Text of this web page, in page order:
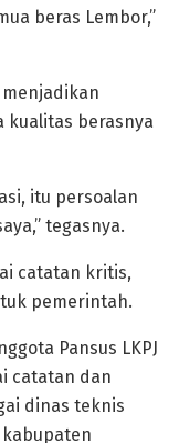
beras Lembor,”
kualitas berasnya
itu persoalan
tegasnya.
catatan kritis,
pemerintah.
Pansus LKPJ
catatan dan
dinas teknis